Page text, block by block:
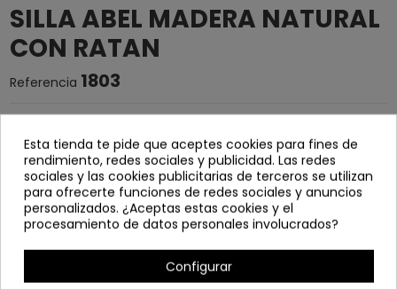
SILLA ABEL MADERA NATURAL
CON RATAN
Referencia 1803
en rejilla trenzada de mimbre
ancho: 44 cm
profundo: 41 cm
Alto: 81 cm
Esta tienda te pide que aceptes cookies para fines de
rendimiento, redes sociales y publicidad. Las redes
sociales y las cookies publicitarias de terceros se utilizan
para ofrecerte funciones de redes sociales y anuncios
personalizados. ¿Aceptas estas cookies y el
procesamiento de datos personales involucrados?
Configurar